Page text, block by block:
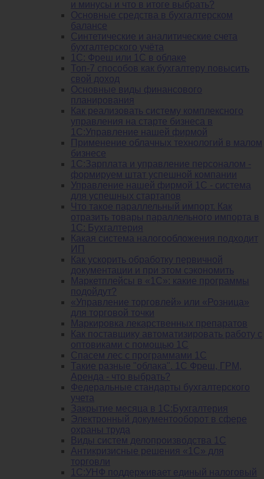
и минусы и что в итоге выбрать?
Основные средства в бухгалтерском
балансе
Синтетические и аналитические счета
бухгалтерского учёта
1C: Фреш или 1С в облаке
Топ-7 способов как бухгалтеру повысить
свой доход
Основные виды финансового
планирования
Как реализовать систему комплексного
управления на старте бизнеса в
1С:Управление нашей фирмой
Применение облачных технологий в малом
бизнесе
1C:Зарплата и управление персоналом -
формируем штат успешной компании
Управление нашей фирмой 1C - система
для успешных стартапов
Что такое параллельный импорт. Как
отразить товары параллельного импорта в
1С: Бухгалтерия
Какая система налогообложения подходит
ИП
Как ускорить обработку первичной
документации и при этом сэкономить
Маркетплейсы в «1С»: какие программы
подойдут?
«Управление торговлей» или «Розница»
для торговой точки
Маркировка лекарственных препаратов
Как поставщику автоматизировать работу с
оптовиками с помощью 1С
Спасем лес с программами 1С
Такие разные "облака". 1С Фреш, ГРМ,
Аренда - что выбрать?
Федеральные стандарты бухгалтерского
учета
Закрытие месяца в 1С:Бухгалтерия
Электронный документооборот в сфере
охраны труда
Виды систем делопроизводства 1C
Антикризисные решения «1С» для
торговли
1С:УНФ поддерживает единый налоговый